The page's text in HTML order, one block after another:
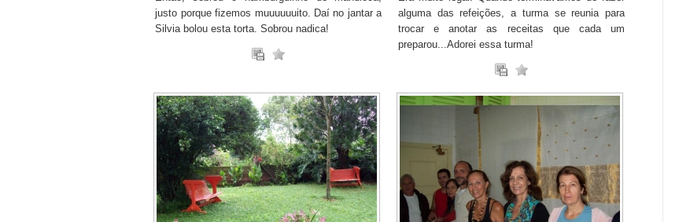
justo porque fizemos muuuuuuito. Daí no jantar a
Silvia bolou esta torta. Sobrou nadica!
alguma das refeições, a turma se reunia para
trocar e anotar as receitas que cada um
preparou...Adorei essa turma!